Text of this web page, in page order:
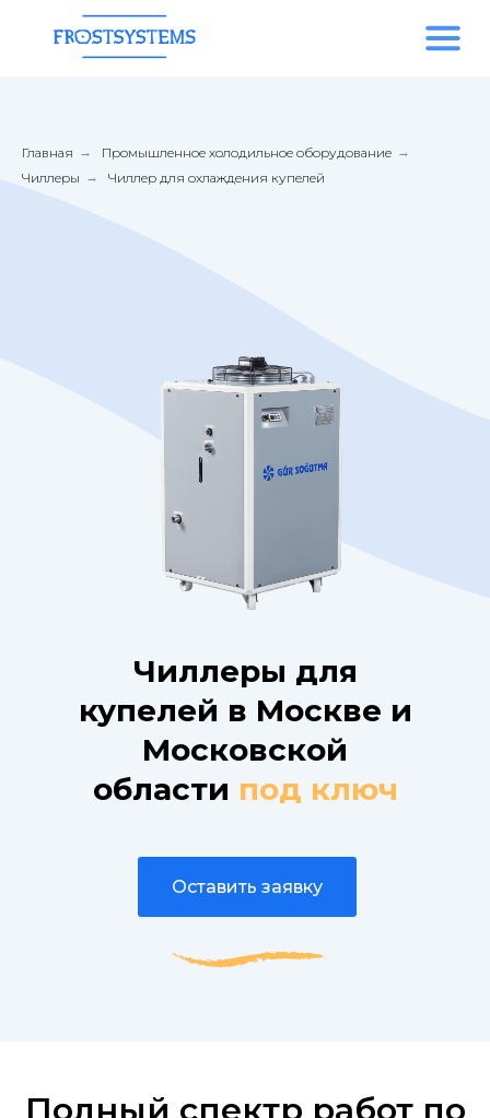
Главная → Промышленное холодильное оборудование →
Чиллеры → Чиллер для охлаждения купелей
Чиллеры для
купелей в Москве и
Московской
области под ключ
Оставить заявку
Полный спектр работ по